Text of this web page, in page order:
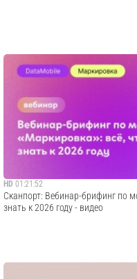
HD 01:21:52
Сканпорт: Вебинар-брифинг по
знать к 2026 году - видео